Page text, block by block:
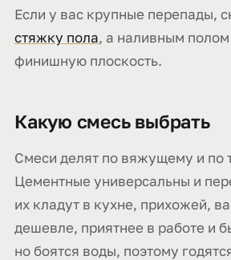
Если у вас крупные перепады,
стяжку пола, а наливным
финишную плоскость.
Какую смесь выбрать
Смеси делят по вяжущему и по
Цементные универсальны и
их кладут в кухне, прихожей,
дешевле, приятнее в работе и
но боятся воды, поэтому